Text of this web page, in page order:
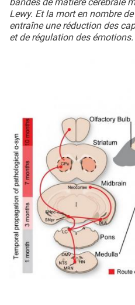
Lewy. Et la mort en nombre
entraîne une réduction des
et de régulation des émotions.